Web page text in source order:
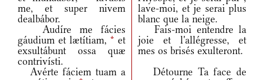
me, et super nivem
dealbábor.
lave-moi, et je serai plus
blanc que la neige.
Audíre me fácies
gáudium et lætítiam, * et
exsultábunt ossa quæ
contrivísti.
Fais-moi entendre la
joie et l'allégresse, et
mes os brisés exulteront.
Avérte fáciem tuam a
Détourne Ta face de